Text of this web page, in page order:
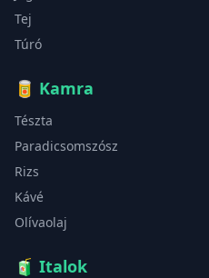
Tej
Túró
🥫 Kamra
Tészta
Paradicsomszósz
Rizs
Kávé
Olívaolaj
🧃 Italok